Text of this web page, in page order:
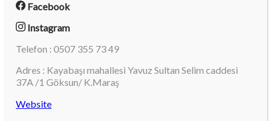
Facebook
Instagram
Telefon : 0507 355 73 49
Adres : Kayabaşı mahallesi Yavuz Sultan Selim caddesi
37A /1 Göksun/ K.Maraş
Website